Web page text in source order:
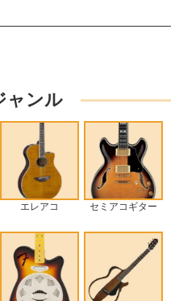
ャンル
エレアコ セミアコギター